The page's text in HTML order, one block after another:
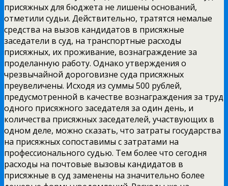
присяжных для бюджета не лишены оснований,
отметили судьи. Действительно, тратятся немалые
средства на вызов кандидатов в присяжные
заседатели в суд, на транспортные расходы
присяжных, их проживание, вознаграждение за
проделанную работу. Однако утверждения о
чрезвычайной дороговизне суда присяжных
преувеличены. Исходя из суммы 500 рублей,
предусмотренной в качестве вознаграждения за труд
одного присяжного заседателя за один день, и
количества присяжных заседателей, участвующих в
одном деле, можно сказать, что затраты государства
на присяжных сопоставимы с затратами на
профессионального судью. Тем более что сегодня
расходы на почтовые вызовы кандидатов в
присяжные в суд заменены на значительно более